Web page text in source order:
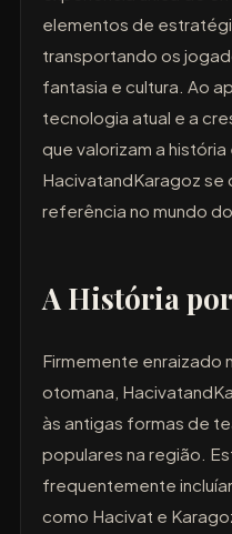
elementos de
transportando os
fantasia e cultura. Ao
tecnologia atual e a
que valorizam a história
HacivatandKaragoz se
referência no mundo
A História
Firmemente enraizado
otomana,
às antigas formas de
populares na região.
frequentemente
como Hacivat e